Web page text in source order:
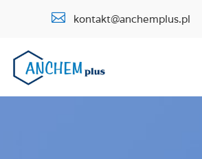
 kontakt@anchemplus.pl